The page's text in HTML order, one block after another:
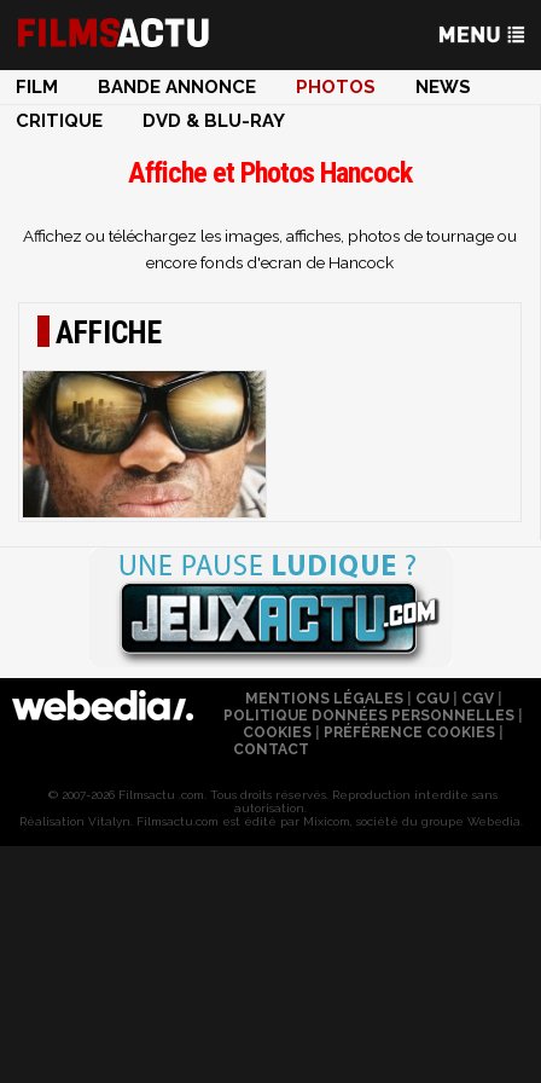
FILM BANDE ANNONCE PHOTOS
NEWS
CRITIQUE
DVD & BLU-RAY
Affiche et Photos Hancock
Affichez ou téléchargez les images, affiches, photos de tournage ou
encore fonds d'ecran de Hancock
AFFICHE
MENTIONS LÉGALES| CGU| CGV|
POLITIQUE DONNÉES PERSONNELLES
COOKIES
PRÉFÉRENCE COOKIES
CONTACT
© 2007-2026 Filmsactu .com. Tous droits réservés. Reproduction interdite sans
autorisation.
Réalisation Vitalyn . Filmsactu .com est édité par Mixicom, société du groupe Webedia.